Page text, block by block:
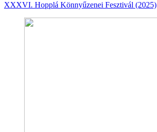
XXXVI. Hopplá Könnyűzenei Fesztivál (2025)